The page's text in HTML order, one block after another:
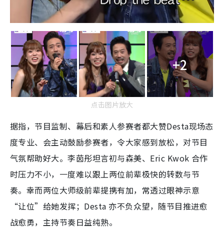
+2
点击图片放大
据指，节目监制、幕后和素人参赛者都大赞Desta现场态
度专业、会主动鼓励参赛者，令大家感到放松，对节目
气氛帮助好大。李茵彤坦言初与森美、Eric Kwok 合作
时压力不小，一度难以跟上两位前辈极快的转数与节
奏。幸而两位大师级前辈提携有加，常透过眼神示意
“让位”给她发挥；Desta 亦不负众望，随节目推进愈
战愈勇，主持节奏日益纯熟。